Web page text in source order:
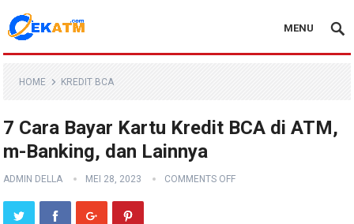
MENU
HOME KREDIT BCA
7 Cara Bayar Kartu Kredit BCA di ATM,
m-Banking, dan Lainnya
ADMIN DELLA MEI 28, 2023 COMMENTS OFF